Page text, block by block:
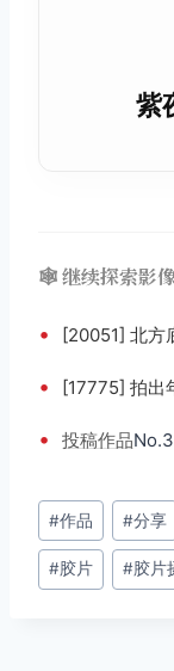
紫
🕸️ 继续探索影
• [20051] 北方
• [17775] 拍出
• 投稿作品
文
章
标
#作品 #分享
#胶片 #胶片